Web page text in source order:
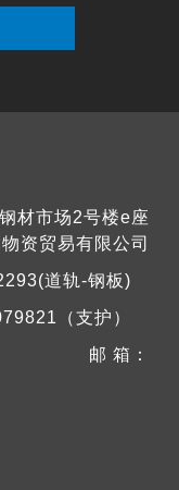
材市场2号楼e座
资贸易有限公司
道轨-钢板)
（支护）
邮 箱：